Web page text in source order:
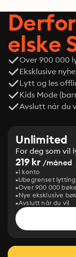
elske
Over 900 000
Eksklusive
Lytt og les
Kids Mode
Avslutt når du
Unlimited
For deg som vil
219 kr /måned
1 konto
Ubegrenset lytting
Over 900 000
Nye eksklusive
Avslutt når du vil